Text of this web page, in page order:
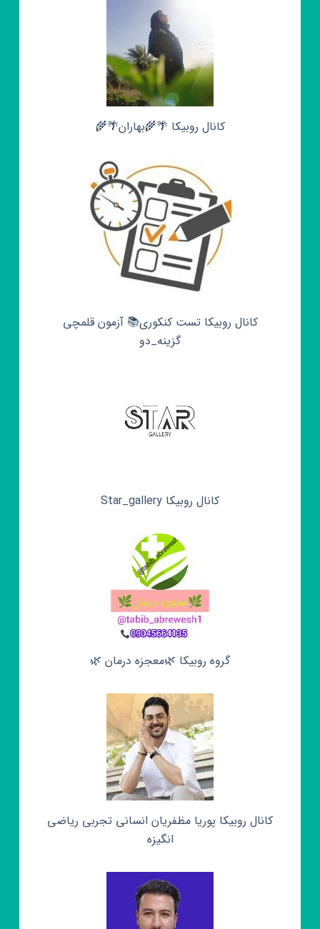
کانال روبیکا 🌴🌾بهاران🌴🌾
کانال روبیکا تست کنکوری📚 آزمون قلمچی‌‌
گزینه_دو
کانال روبیکا Star_gallery
گروه روبیکا 🌿معجزه درمان 🌿
کانال روبیکا پوریا مظفریان انسانی تجربی ریاضی
انگیزه